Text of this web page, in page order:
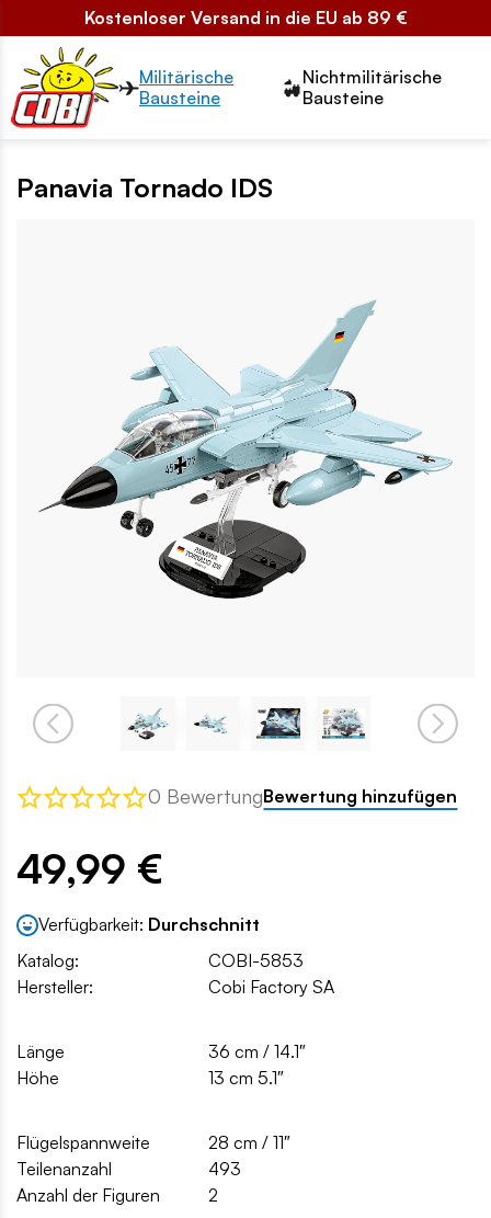
Kostenloser Versand in die EU ab 89 €
Przełącznik segmentów2
Militärische
Bausteine
Nichtmilitärische
Bausteine
Panavia Tornado IDS
0 BewertungBewertung hinzufügen
49,99 €
Verfügbarkeit: Durchschnitt
Katalog:
COBI-5853
Hersteller:
Cobi Factory SA
Länge
36 cm / 14.1″
Höhe
13 cm 5.1″
Flügelspannweite
28 cm / 11″
Teilenanzahl
493
Anzahl der Figuren
2